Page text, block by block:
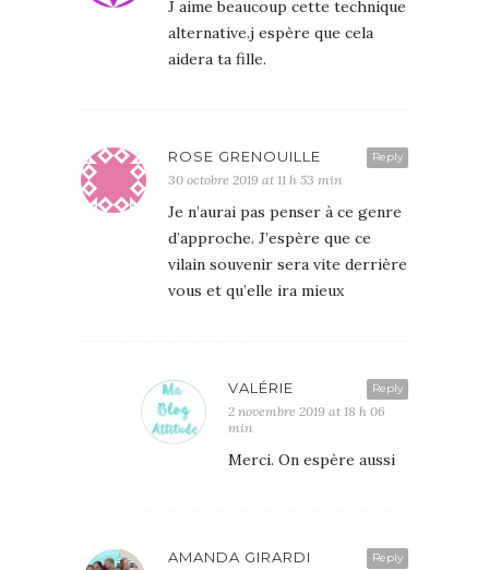
J aime beaucoup cette technique
alternative.j espère que cela
aidera ta fille.
Reply
ROSE GRENOUILLE
30 octobre 2019 at 11 h 53 min
Je n’aurai pas penser à ce genre
d’approche. J’espère que ce
vilain souvenir sera vite derrière
vous et qu’elle ira mieux
Reply
VALÉRIE
2 novembre 2019 at 18 h 06
min
Merci. On espère aussi
Reply
AMANDA GIRARDI